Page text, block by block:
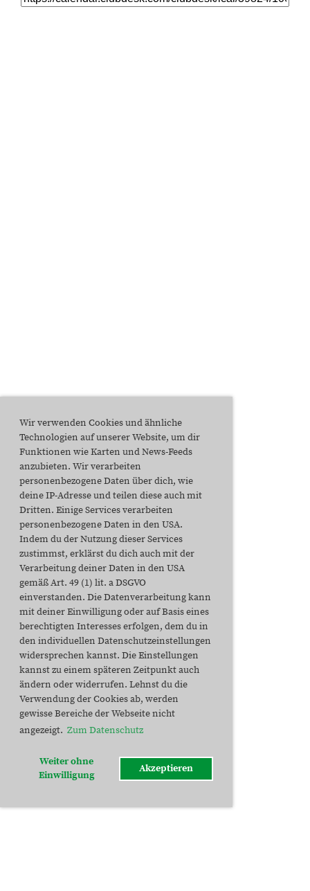
Wir verwenden Cookies und ähnliche
Technologien auf unserer Website, um dir
Funktionen wie Karten und News-Feeds
anzubieten. Wir verarbeiten
personenbezogene Daten über dich, wie
deine IP-Adresse und teilen diese auch mit
Dritten. Einige Services verarbeiten
personenbezogene Daten in den USA.
Indem du der Nutzung dieser Services
zustimmst, erklärst du dich auch mit der
Verarbeitung deiner Daten in den USA
gemäß Art. 49 (1) lit. a DSGVO
einverstanden. Die Datenverarbeitung kann
mit deiner Einwilligung oder auf Basis eines
berechtigten Interesses erfolgen, dem du in
den individuellen Datenschutzeinstellungen
widersprechen kannst. Die Einstellungen
kannst zu einem späteren Zeitpunkt auch
ändern oder widerrufen. Lehnst du die
Verwendung der Cookies ab, werden
gewisse Bereiche der Webseite nicht
angezeigt. Zum Datenschutz
Weiter ohne
Einwilligung
Akzeptieren